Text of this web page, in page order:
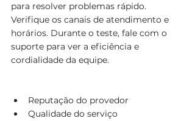
para resolver problemas rápido.
Verifique os canais de atendimento e
horários. Durante o teste, fale com o
suporte para ver a eficiência e
cordialidade da equipe.
Reputação do provedor
Qualidade do serviço